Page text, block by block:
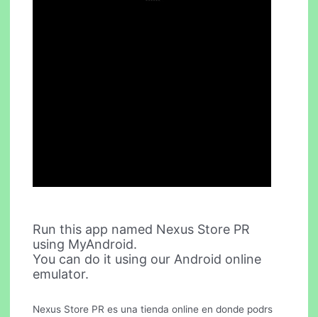
Run this app named Nexus Store PR
using MyAndroid.
You can do it using our Android online
emulator.
Nexus Store PR es una tienda online en donde podrs